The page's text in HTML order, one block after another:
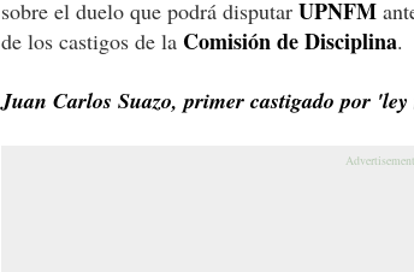
sobre el duelo que podrá disputar UPNFM
de los castigos de la Comisión de Disciplina.
Juan Carlos Suazo, primer castigado por